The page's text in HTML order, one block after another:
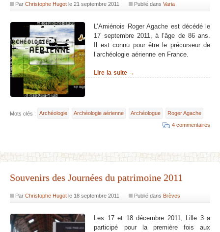
Par Christophe Hugotle 21 septembre 2011 Publié dansVaria
L’Amiénois Roger Agache est décédé le
17 septembre 2011, à l’âge de 86 ans.
Il est connu pour être le précurseur de
l’archéologie aérienne en France.
Lire la suite →
Mots clés : Archéologie Archéologie aérienne Archéologue
Roger Agache
4 commentaires
Souvenirs des Journées du patrimoine 2011
Par Christophe Hugotle 18 septembre 2011 Publié dansBrèves
Les 17 et 18 décembre 2011, Lille 3 a
participé pour la première fois aux